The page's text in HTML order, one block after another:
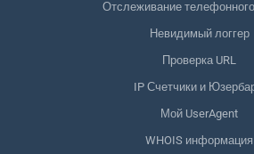
Отслеживание
Невидимый логгер
Проверка URL
IP Счетчики и
Мой UserAgent
WHOIS информация